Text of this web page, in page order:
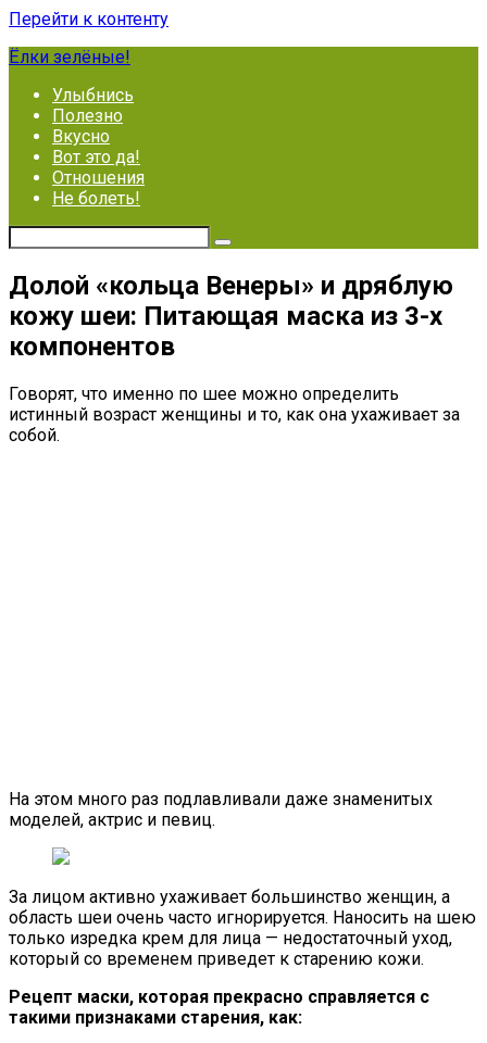
Перейти к контенту
Ёлки зелёные!
Улыбнись
Полезно
Вкусно
Вот это да!
Отношения
Не болеть!
Долой «кольца Венеры» и дряблую
кожу шеи: Питающая маска из 3-х
компонентов
Говорят, что именно по шее можно определить
истинный возраст женщины и то, как она ухаживает за
собой.
На этом много раз подлавливали даже знаменитых
моделей, актрис и певиц.
За лицом активно ухаживает большинство женщин, а
область шеи очень часто игнорируется. Наносить на шею
только изредка крем для лица — недостаточный уход,
который со временем приведет к старению кожи.
Рецепт маски, которая прекрасно справляется с
такими признаками старения, как: